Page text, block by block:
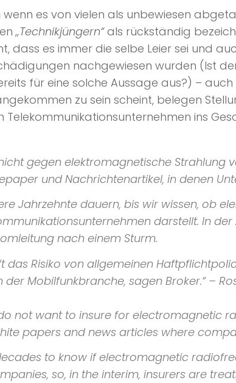
es von vielen als unbewiesen
„Technikjüngern“als rückständig
dass es immer die selbe Leier sei und
nachgewiesen wurden (Ist
für eine solche Aussage aus?) – auch
zu sein scheint, belegen
Telekommunikationsunternehmen ins
gegen elektromagnetische Strahlung
und Nachrichtenartikel, in denen
Jahrzehnte dauern, bis wir wissen, ob
darstellt. In
nach einem Sturm.
das Risiko von allgemeinen
Mobilfunkbranche, sagen Broker.“–
not want to insure for electromagnetic
papers and news articles where
to know if electromagnetic
so, in the interim, insurers are